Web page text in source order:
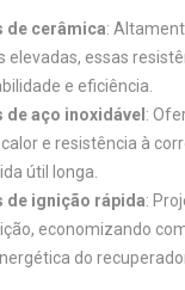
de cerâmica:
essas
e eficiência.
de aço inoxidável :
e resistência à
útil longa.
de ignição rápida:
economizando
do